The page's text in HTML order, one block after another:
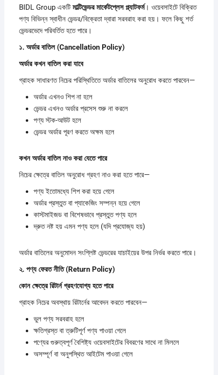
BIDL Group একটি মাল্টিভেন্ডরমার্কেটপ্লেসপ্ল্যাটফর্ম। ওয়েবসাইটে বিক্রিত
পণ্য বিভিন্ন স্বাধীন ভেন্ডর/বিক্রেতা দ্বারা সরবরাহ করা হয়। ফলে কিছু শর্ত
ভেন্ডরভেদে পরিবর্তিত হতে পারে।
১. অর্ডারবাতিল (Cancellation Policy)
অর্ডারকখনবাতিলকরাযাবে
গ্রাহক সাধারণত নিচের পরিস্থিতিতে অর্ডার বাতিলের অনুরোধ করতে পারবেন—
অর্ডার এখনও শিপ না হলে
ভেন্ডর এখনও অর্ডার প্রসেস শুরু না করলে
পণ্য স্টক-আউট হলে
ভেন্ডর অর্ডার পূরণ করতে অক্ষম হলে
কখনঅর্ডারবাতিলনাওকরাযেতেপারে
নিচের ক্ষেত্রে বাতিল অনুরোধ গ্রহণ নাও করা হতে পারে—
পণ্য ইতোমধ্যে শিপ করা হয়ে গেলে
অর্ডার প্রস্তুত বা প্যাকেজিং সম্পন্ন হয়ে গেলে
কাস্টমাইজড বা বিশেষভাবে প্রস্তুত পণ্য হলে
দ্রুত নষ্ট হয় এমন পণ্য হলে (যদি প্রযোজ্য হয়)
অর্ডার বাতিলের অনুমোদন সংশ্লিষ্ট ভেন্ডরের যাচাইয়ের উপর নির্ভর করতে পারে।
২. পণ্যফেরতনীতি (Return Policy)
কোনক্ষেত্রেরিটার্নগ্রহণযোগ্যহতেপারে
গ্রাহক নিচের অবস্থায় রিটার্নের আবেদন করতে পারবেন—
ভুল পণ্য সরবরাহ হলে
ক্ষতিগ্রস্ত বা ত্রুটিপূর্ণ পণ্য পাওয়া গেলে
পণ্যের গুরুত্বপূর্ণ বৈশিষ্ট্য ওয়েবসাইটের বিবরণের সাথে না মিললে
অসম্পূর্ণ বা অনুপস্থিত আইটেম পাওয়া গেলে